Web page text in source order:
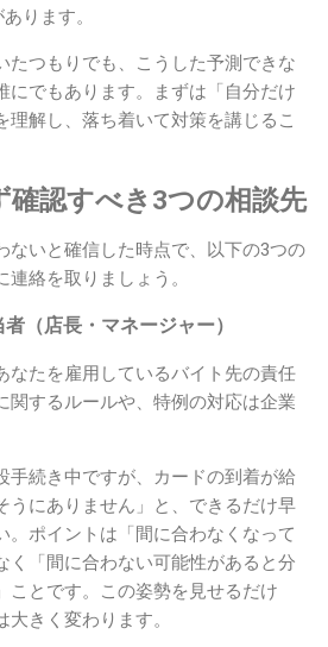
ります。
たつもりでも、こうした予測できな
にでもあります。まずは「自分だけ
理解し、落ち着いて対策を講じるこ
確認すべき3つの相談先
ないと確信した時点で、以下の3つの
絡を取りましょう。
（店長・マネージャー）
なたを雇用しているバイト先の責任
関するルールや、特例の対応は企業
手続き中ですが、カードの到着が給
うにありません」と、できるだけ早
。ポイントは「間に合わなくなって
く「間に合わない可能性があると分
ことです。この姿勢を見せるだけ
きく変わります。